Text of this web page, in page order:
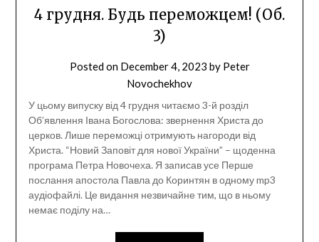
4 грудня. Будь переможцем! (Об.
3)
Posted on December 4, 2023 by Peter
Novochekhov
У цьому випуску від 4 грудня читаємо 3-й розділ
Об’явлення Івана Богослова: звернення Христа до
церков. Лише переможці отримують нагороди від
Христа. “Новий Заповіт для нової України” – щоденна
програма Петра Новочеха. Я записав усе Перше
послання апостола Павла до Коринтян в одному mp3
аудіофайлі. Це видання незвичайне тим, що в ньому
немає поділу на…